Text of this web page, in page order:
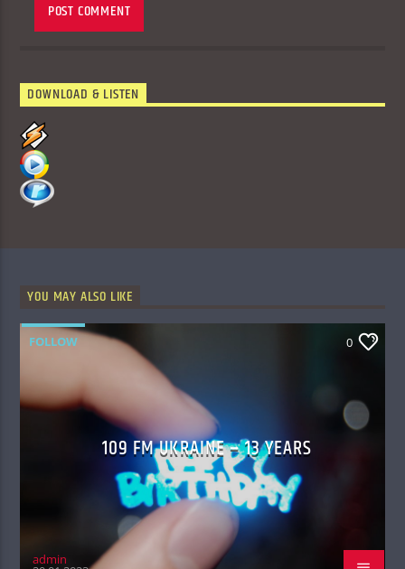
DOWNLOAD & LISTEN
YOU MAY ALSO LIKE
FOLLOW 0
109 FM UKRAINE – 13 YEARS
admin